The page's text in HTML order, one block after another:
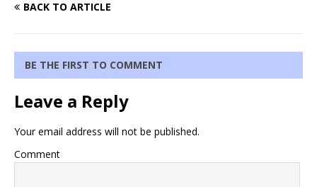
BACK TO ARTICLE
BE THE FIRST TO COMMENT
Leave a Reply
Your email address will not be published.
Comment